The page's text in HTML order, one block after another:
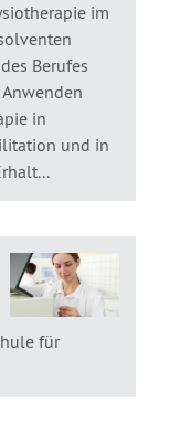
im
Berufes
in
und in
für